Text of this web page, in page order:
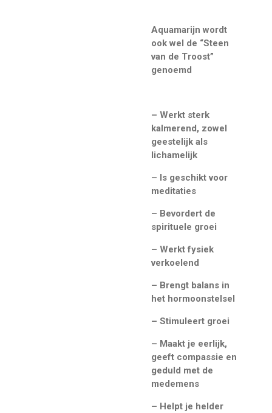
Aquamarijn wordt
ook wel de “Steen
van de Troost”
genoemd
– Werkt sterk
kalmerend, zowel
geestelijk als
lichamelijk
– Is geschikt voor
meditaties
– Bevordert de
spirituele groei
– Werkt fysiek
verkoelend
– Brengt balans in
het hormoonstelsel
– Stimuleert groei
– Maakt je eerlijk,
geeft compassie en
geduld met de
medemens
– Helpt je helder